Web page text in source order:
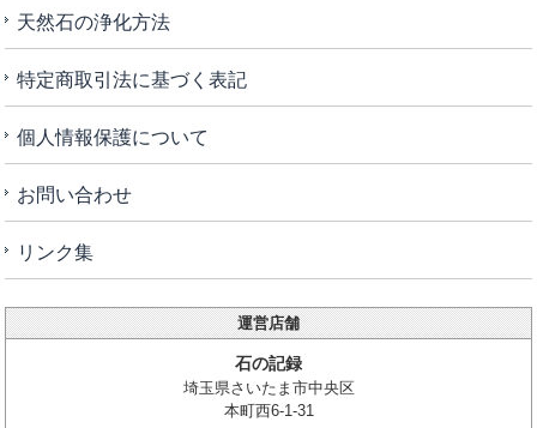
天然石の浄化方法
特定商取引法に基づく表記
個人情報保護について
お問い合わせ
リンク集
運営店舗
石の記録
埼玉県さいたま市中央区
本町西6-1-31